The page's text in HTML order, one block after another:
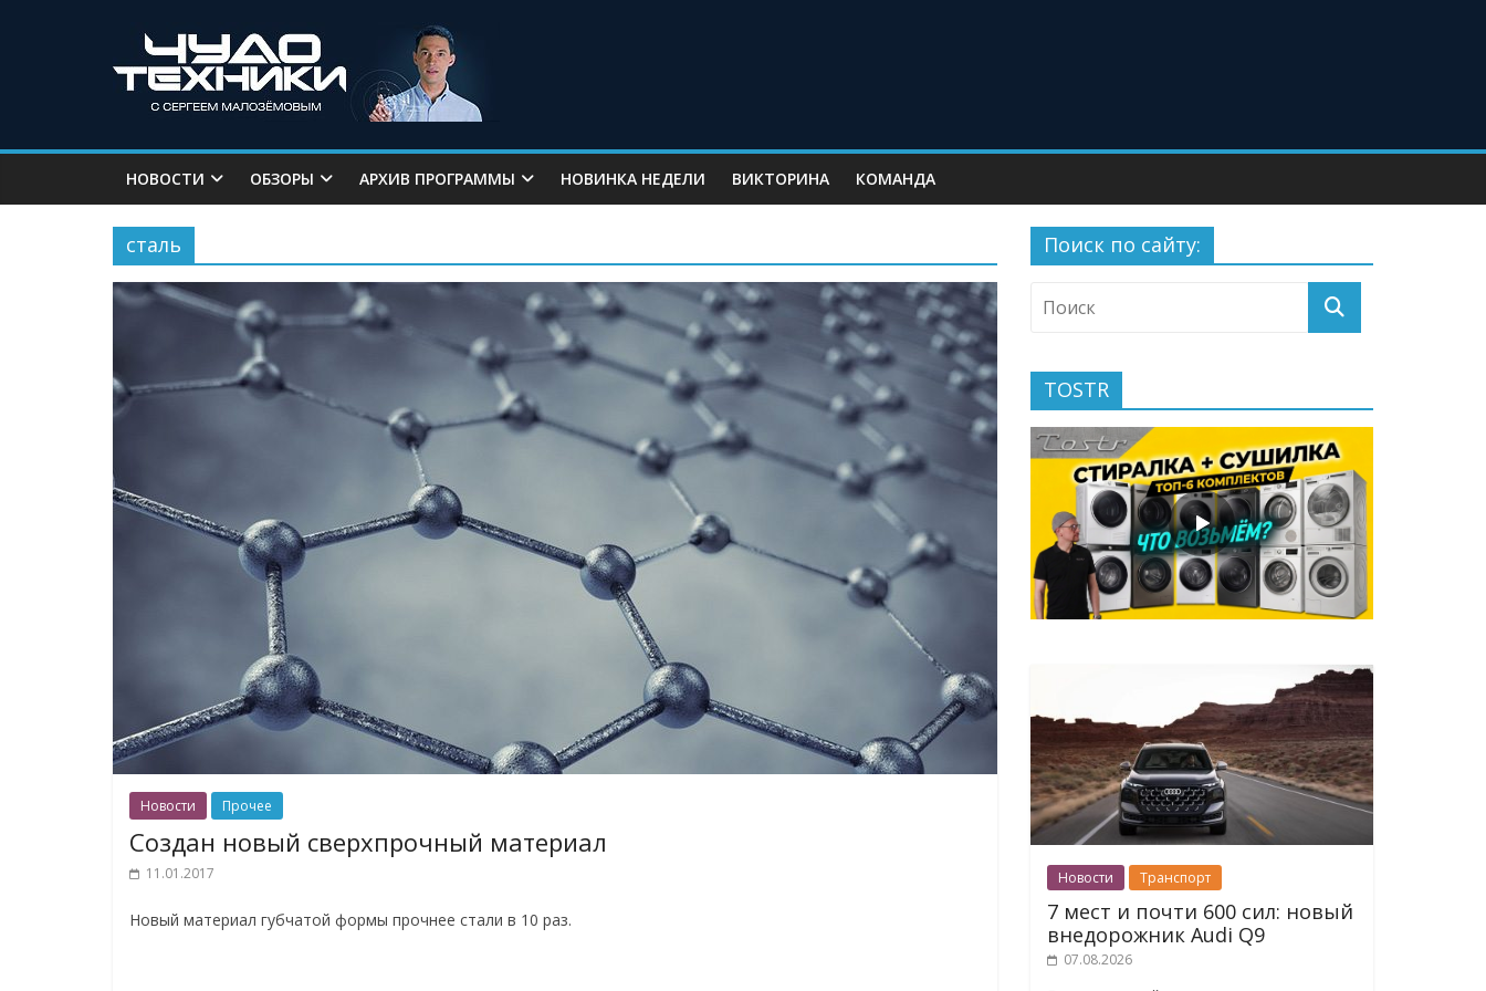
НОВОСТИ ОБЗОРЫ АРХИВ ПРОГРАММЫ НОВИНКА НЕДЕЛИ ВИКТОРИНА КОМАНДА
сталь
Новости Прочее
Создан новый сверхпрочный материал
11.01.2017
Новый материал губчатой формы прочнее стали в 10 раз.
Поиск по сайту:
TOSTR
Новости Транспорт
7 мест и почти 600 сил: новый
внедорожник Audi Q9
07.08.2026